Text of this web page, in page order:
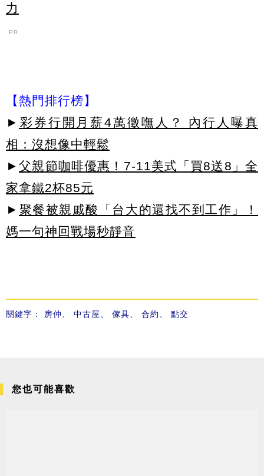
力
PR
【熱門排行榜】
► 彩券行開月薪4萬徵嘸人？ 內行人曝真
相：沒想像中輕鬆
► 父親節咖啡優惠！7-11美式「買8送8」全
家拿鐵2杯85元
► 聚餐被親戚酸「台大的還找不到工作」！
媽一句神回戰場秒靜音
關鍵字： 房仲 中古屋 傢具 合約 點交
您也可能喜歡